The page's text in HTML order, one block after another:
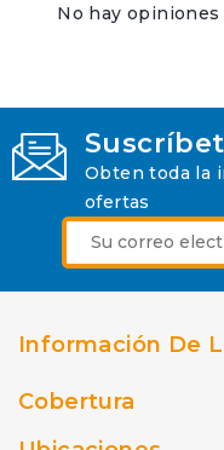
No hay
Obten toda la
ofertas
Información De
Cobertura